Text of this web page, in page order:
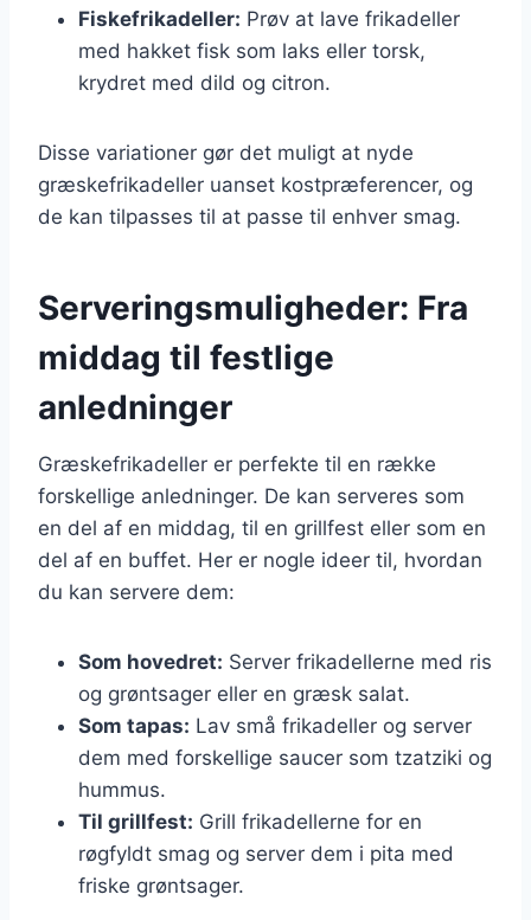
Fiskefrikadeller: Prøv at lave frikadeller
med hakket fisk som laks eller torsk,
krydret med dild og citron.
Disse variationer gør det muligt at nyde
græskefrikadeller uanset kostpræferencer, og
de kan tilpasses til at passe til enhver smag.
Serveringsmuligheder: Fra
middag til festlige
anledninger
Græskefrikadeller er perfekte til en række
forskellige anledninger. De kan serveres som
en del af en middag, til en grillfest eller som en
del af en buffet. Her er nogle ideer til, hvordan
du kan servere dem:
Som hovedret: Server frikadellerne med ris
og grøntsager eller en græsk salat.
Som tapas: Lav små frikadeller og server
dem med forskellige saucer som tzatziki og
hummus.
Til grillfest: Grill frikadellerne for en
røgfyldt smag og server dem i pita med
friske grøntsager.